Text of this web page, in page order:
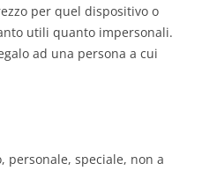
per quel dispositivo o
utili quanto impersonali.
ad una persona a cui
personale, speciale, non a